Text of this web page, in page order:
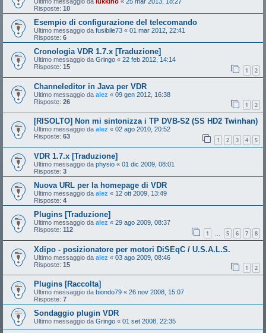
Risposte: 10
Esempio di configurazione del telecomando
Ultimo messaggio da fusibile73 « 01 mar 2012, 22:41
Risposte: 6
Cronologia VDR 1.7.x [Traduzione]
Ultimo messaggio da Gringo « 22 feb 2012, 14:14
Risposte: 15 1 2
Channeleditor in Java per VDR
Ultimo messaggio da alez « 09 gen 2012, 16:38
Risposte: 26 1 2
[RISOLTO] Non mi sintonizza i TP DVB-S2 (SS HD2 Twinhan)
Ultimo messaggio da alez « 02 ago 2010, 20:52
Risposte: 63 1 2 3 4 5
VDR 1.7.x [Traduzione]
Ultimo messaggio da physio « 01 dic 2009, 08:01
Risposte: 3
Nuova URL per la homepage di VDR
Ultimo messaggio da alez « 12 ott 2009, 13:49
Risposte: 4
Plugins [Traduzione]
Ultimo messaggio da alez « 29 ago 2009, 08:37
Risposte: 112 1 … 5 6 7 8
Xdipo - posizionatore per motori DiSEqC / U.S.A.L.S.
Ultimo messaggio da alez « 03 ago 2009, 08:46
Risposte: 15 1 2
Plugins [Raccolta]
Ultimo messaggio da biondo79 « 26 nov 2008, 15:07
Risposte: 7
Sondaggio plugin VDR
Ultimo messaggio da Gringo « 01 set 2008, 22:35